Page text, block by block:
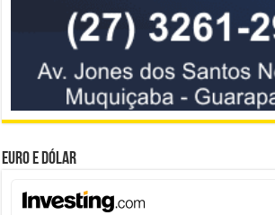
Euro e Dólar